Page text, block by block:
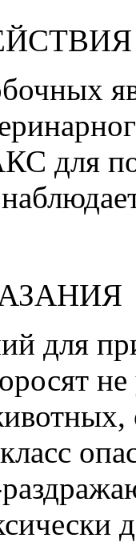
для
для
не